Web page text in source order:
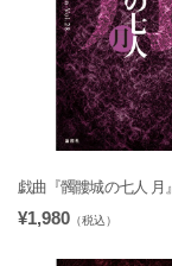
戯曲『髑髏城の七人 月』
¥1,980 （税込）